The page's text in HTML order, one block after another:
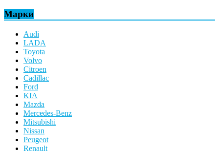
Марки
Audi
LADA
Toyota
Volvo
Citroen
Cadillac
Ford
KIA
Mazda
Mercedes-Benz
Mitsubishi
Nissan
Peugeot
Renault